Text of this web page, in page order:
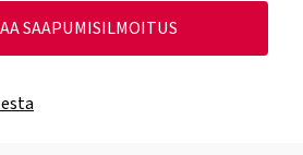
SAAPUMISILMOITUS